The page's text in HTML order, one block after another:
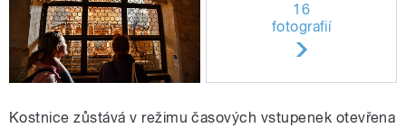
16
fotografií
Kostnice zůstává v režimu časových vstupenek otevřena